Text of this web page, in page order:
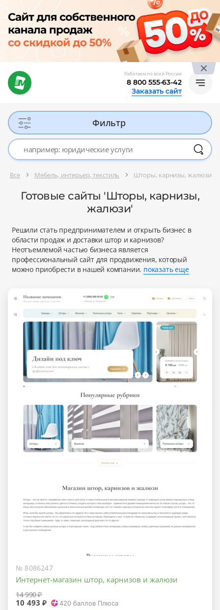
Работаем по всей России
8 800 555-63-42
Заказать сайт
Фильтр
Все Мебель, интерьер, текстиль Шторы, карнизы, жалюзи
Готовые сайты 'Шторы, карнизы,
жалюзи'
Решили стать предпринимателем и открыть бизнес в
области продаж и доставки штор и карнизов?
Неотъемлемой частью бизнеса является
профессиональный сайт для продвижения, который
можно приобрести в нашей компании. показать еще
№ 8086247
Интернет-магазин штор, карнизов и жалюзи
14 990 ₽
10 493 ₽ 420баллов Плюса